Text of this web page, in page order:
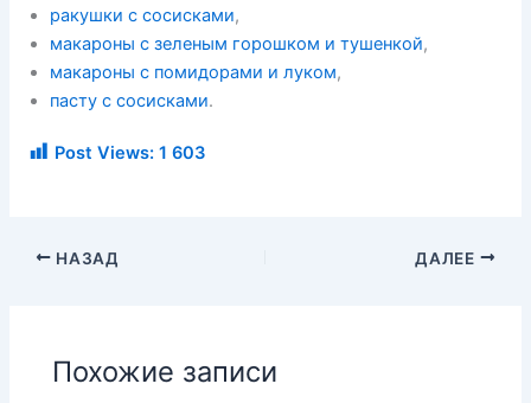
ракушки с сосисками,
макароны с зеленым горошком и тушенкой,
макароны с помидорами и луком,
пасту с сосисками.
Post Views: 1 603
НАЗАД ДАЛЕЕ
Похожие записи